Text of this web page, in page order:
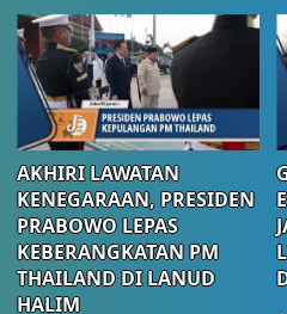
AKHIRI LAWATAN
KENEGARAAN, PRESIDEN
PRABOWO LEPAS
KEBERANGKATAN PM
THAILAND DI LANUD
HALIM